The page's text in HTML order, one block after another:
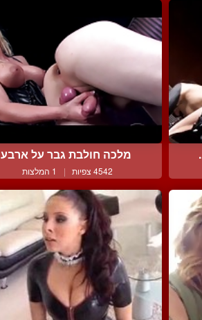
מלכה חולבת גבר על ארבע
4542 צפיות | 1 המלצות